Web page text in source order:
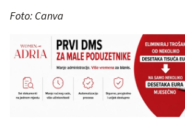
Foto: Canva